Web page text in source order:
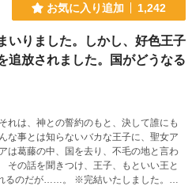
お気に入り追加 1,242
いりました。しかし、好色王子
追放されました。国がどうなる
結いたしました。お